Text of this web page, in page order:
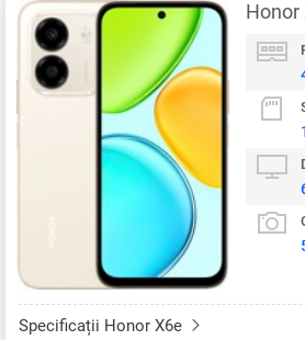
Honor
Specificații Honor X6e